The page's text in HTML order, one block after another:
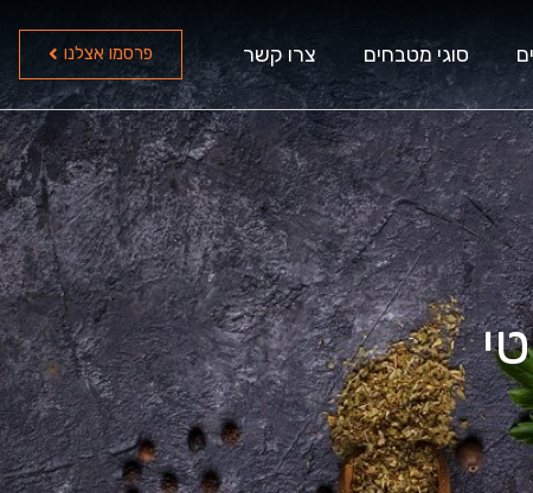
סוגי מטבחים צרו קשר פרסמו אצלנו